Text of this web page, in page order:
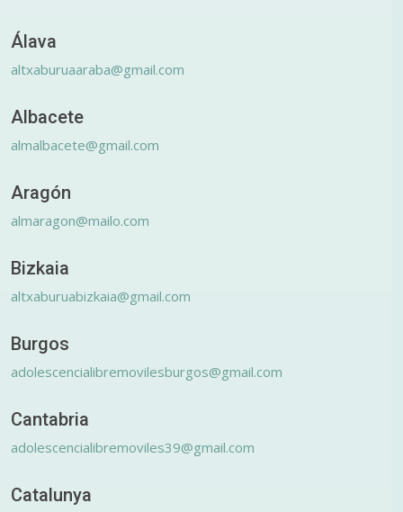
Álava
altxaburuaaraba@gmail.com
Albacete
almalbacete@gmail.com
Aragón
almaragon@mailo.com
Bizkaia
altxaburuabizkaia@gmail.com
Burgos
adolescencialibremovilesburgos@gmail.com
Cantabria
adolescencialibremoviles39@gmail.com
Catalunya